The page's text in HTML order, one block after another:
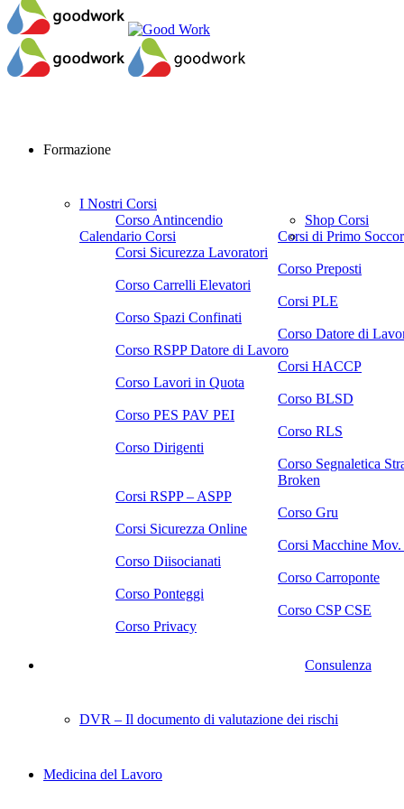
Formazione
I Nostri Corsi
Corso Antincendio
Corsi di Primo
Corsi Sicurezza Lavoratori
Corso Preposti
Corso Carrelli Elevatori
Corsi PLE
Corso Spazi Confinati
Corso Datore di
Corso RSPP Datore di Lavoro
Corsi HACCP
Corso Lavori in Quota
Corso BLSD
Corso PES PAV PEI
Corso RLS
Corso Dirigenti
Corso Segnaletica
Broken
Corsi RSPP – ASPP
Corso Gru
Corsi Sicurezza Online
Corsi Macchine Mov.
Corso Diisocianati
Corso Carroponte
Corso Ponteggi
Corso CSP CSE
Corso Privacy
Shop Corsi
Calendario Corsi
Consulenza
DVR – Il documento di valutazione dei rischi
Medicina del Lavoro